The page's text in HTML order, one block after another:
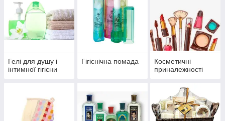
Гелі для душу і
інтимної гігієни
Гігієнічна помада
Косметичні
приналежності